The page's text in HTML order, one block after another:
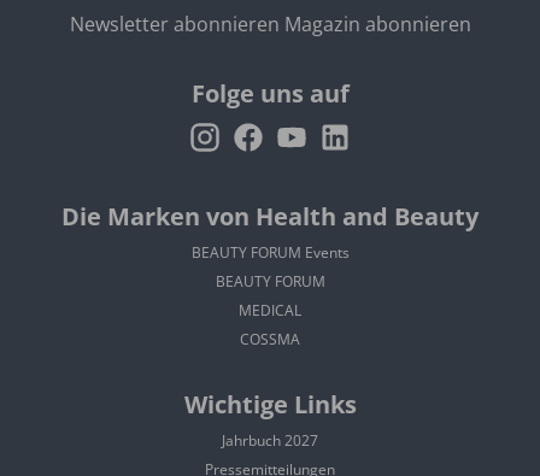
Newsletter abonnieren Magazin abonnieren
Folge uns auf
Die Marken von Health and Beauty
BEAUTY FORUM Events
BEAUTY FORUM
MEDICAL
COSSMA
Wichtige Links
Jahrbuch 2027
Pressemitteilungen